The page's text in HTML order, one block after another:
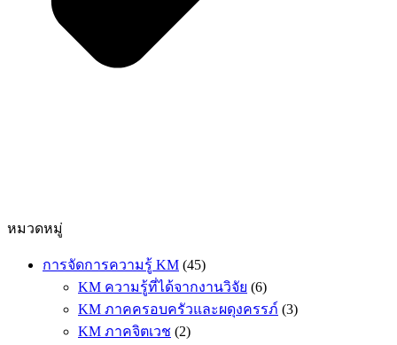
หมวดหมู่
การจัดการความรู้ KM (45)
KM ความรู้ที่ได้จากงานวิจัย (6)
KM ภาคครอบครัวและผดุงครรภ์ (3)
KM ภาคจิตเวช (2)